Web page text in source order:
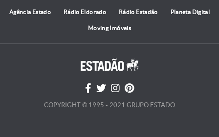
Agência Estado Rádio Eldorado Rádio Estadão Planeta Digital
Moving Imóveis
COPYRIGHT © 1995 - 2021 GRUPO ESTADO